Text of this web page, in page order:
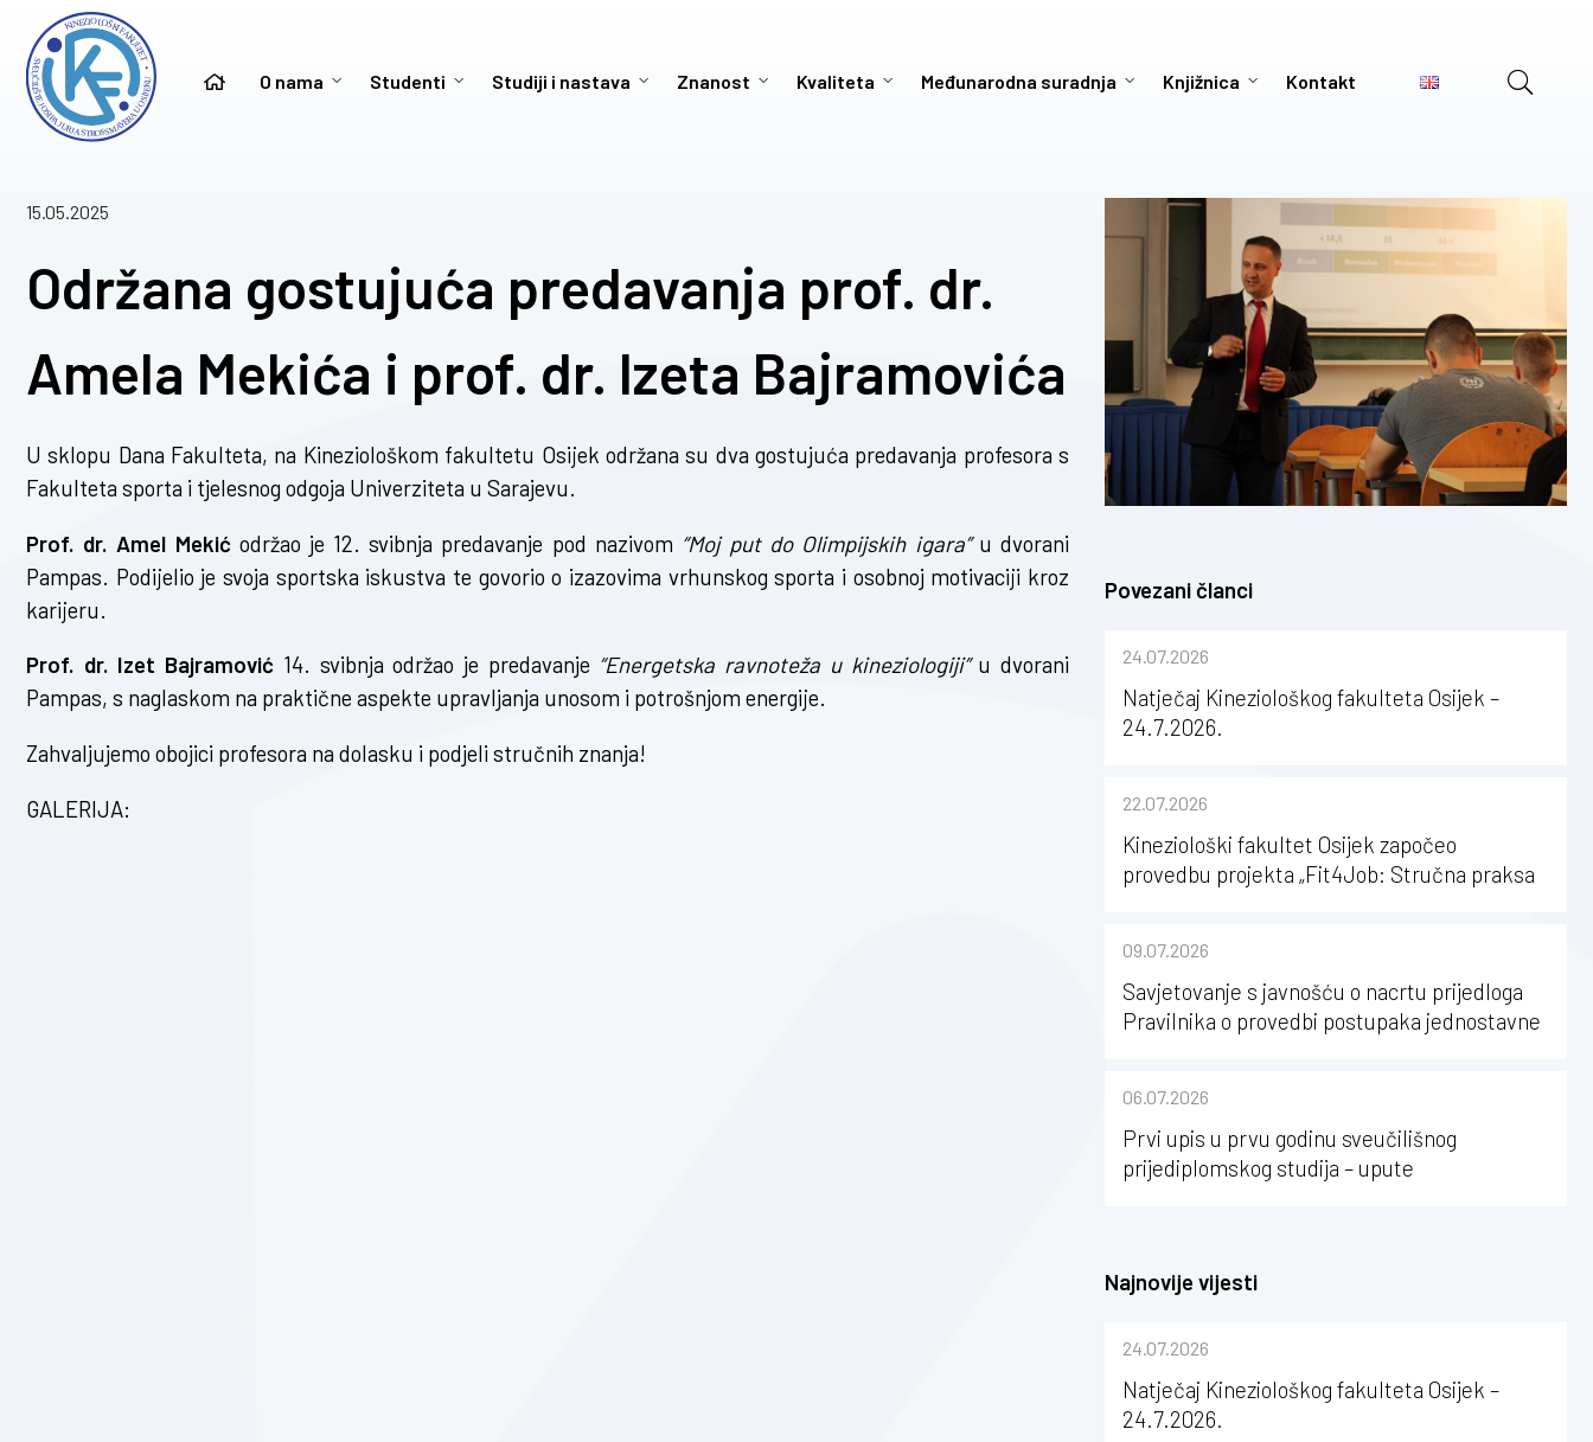
O nama Studenti Studiji i nastava Znanost Kvaliteta Međunarodna suradnja Knjižnica Kontakt
15.05.2025
Održana gostujuća predavanja prof. dr.
Amela Mekića i prof. dr. Izeta Bajramovića
U sklopu Dana Fakulteta, na Kineziološkom fakultetu Osijek održana su dva gostujuća predavanja profesora s
Fakulteta sporta i tjelesnog odgoja Univerziteta u Sarajevu.
Prof. dr. Amel Mekićodržao je 12. svibnja predavanje pod nazivom “Moj put do Olimpijskih igara”u dvorani
Pampas. Podijelio je svoja sportska iskustva te govorio o izazovima vrhunskog sporta i osobnoj motivaciji kroz
karijeru.
Prof. dr. Izet Bajramović 14. svibnja održao je predavanje “Energetska ravnoteža u kineziologiji”u dvorani
Pampas, s naglaskom na praktične aspekte upravljanja unosom i potrošnjom energije.
Zahvaljujemo obojici profesora na dolasku i podjeli stručnih znanja!
GALERIJA:
Povezani članci
24.07.2026
Natječaj Kineziološkog fakulteta Osijek –
24.7.2026.
22.07.2026
Kineziološki fakultet Osijek započeo
provedbu projekta „Fit4Job: Stručna praksa
09.07.2026
Savjetovanje s javnošću o nacrtu prijedloga
Pravilnika o provedbi postupaka jednostavne
Strossmayera u Osijeku
06.07.2026
Prvi upis u prvu godinu sveučilišnog
prijediplomskog studija – upute
Najnovije vijesti
24.07.2026
Natječaj Kineziološkog fakulteta Osijek –
24.7.2026.